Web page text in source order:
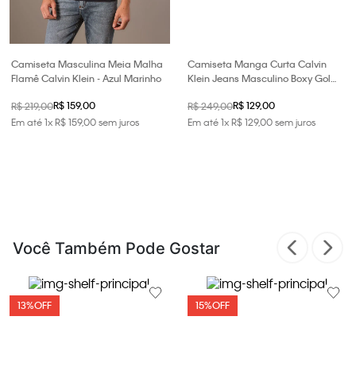
Camiseta Masculina Meia Malha
Flamê Calvin Klein - Azul Marinho
R$ 219,00R$ 159,00
Em até1xR$159,00sem juros
Camiseta Manga Curta Calvin
Klein Jeans Masculino Boxy Gola
R$ 249,00R$ 129,00
Em até1xR$129,00sem juros
Você Também Pode Gostar
13%OFF 15%OFF